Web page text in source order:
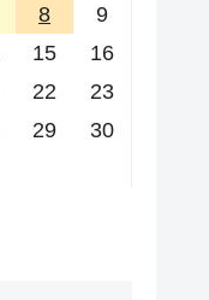
8
9
15
16
22
23
29
30